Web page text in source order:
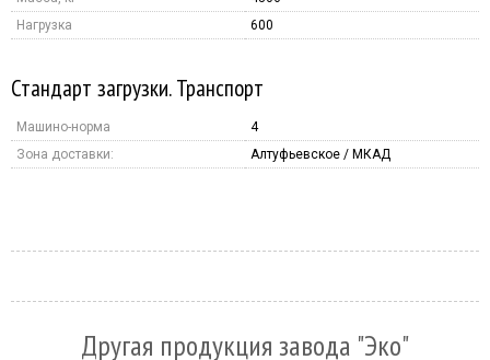
Нагрузка
600
Стандарт загрузки. Транспорт
Машино-норма
4
Зона доставки:
Алтуфьевское / МКАД
Другая продукция завода "Эко"